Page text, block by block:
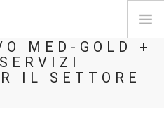
MED-GOLD +
IL SETTORE